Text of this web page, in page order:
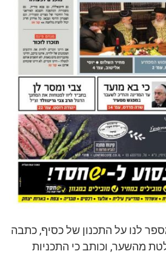
לנו על התכנון של כסיף, כתבה
מהשער, וכותב כי התכניות